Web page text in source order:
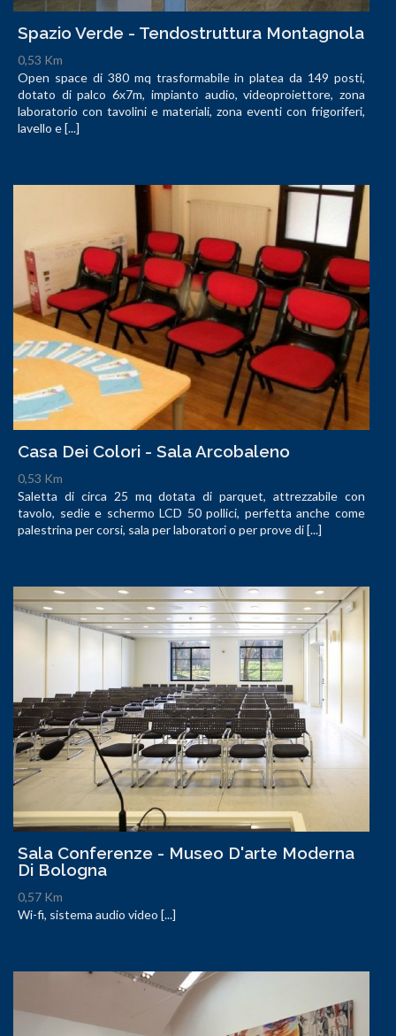
Spazio Verde - Tendostruttura Montagnola
0,53 Km
Open space di 380 mq trasformabile in platea da 149 posti,
dotato di palco 6x7m, impianto audio, videoproiettore, zona
laboratorio con tavolini e materiali, zona eventi con frigoriferi,
lavello e [...]
Casa Dei Colori - Sala Arcobaleno
0,53 Km
Saletta di circa 25 mq dotata di parquet, attrezzabile con
tavolo, sedie e schermo LCD 50 pollici, perfetta anche come
palestrina per corsi, sala per laboratori o per prove di [...]
Sala Conferenze - Museo D'arte Moderna
Di Bologna
0,57 Km
Wi-fi, sistema audio video [...]